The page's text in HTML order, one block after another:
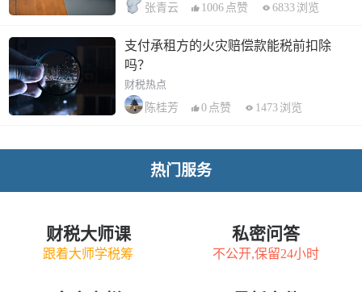
张青云
1006 点赞 6833 浏览
支付承租方的火灾赔偿款能税前扣除
吗？
财税热点
陈桂芳
0 点赞 1473 浏览
热门服务
财税大师课
跟着大师学税筹
私密问答
不公开,保留24小时